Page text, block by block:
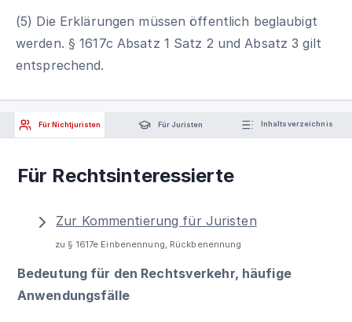
(5) Die Erklärungen müssen öffentlich beglaubigt
werden. § 1617c Absatz 1 Satz 2 und Absatz 3 gilt
entsprechend.
Für Nichtjuristen Für Juristen Inhaltsverzeichnis
Für Rechtsinteressierte
Zur Kommentierung für Juristen
zu § 1617e Einbenennung, Rückbenennung
Bedeutung für den Rechtsverkehr, häufige
Anwendungsfälle